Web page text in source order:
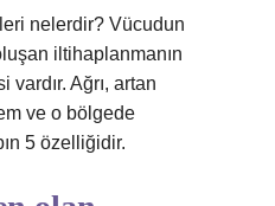
nelerdir? Vücudun
iltihaplanmanın
Ağrı, artan
ve o bölgede
5 özelliğidir.